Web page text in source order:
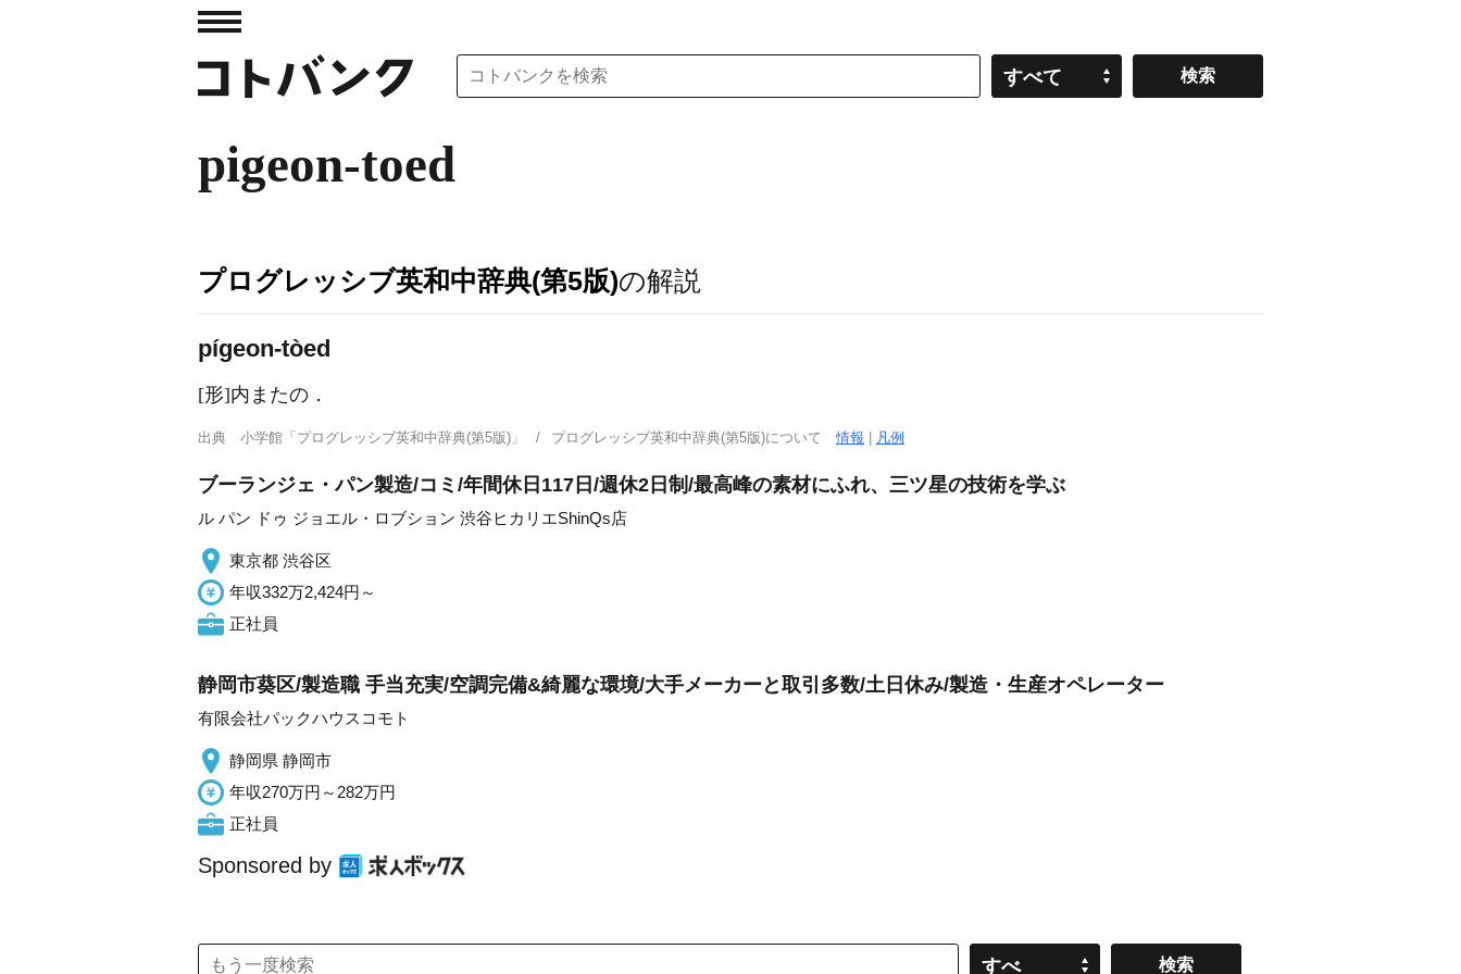
すべて
pigeon-toed
プログレッシブ英和中辞典(第5版)の解説
pígeon-tòed
[形]内またの ．
出典 小学館「プログレッシブ英和中辞典(第5版)」 プログレッシブ英和中辞典(第5版)について情報 凡例
ブーランジェ・パン製造/コミ/年間休日117日/週休2日制/最高峰の素材にふれ、三ツ星の技術を学ぶ
ル パン ドゥ ジョエル・ロブション 渋谷ヒカリエShinQs店
東京都 渋谷区
年収332万2,424円～
正社員
静岡市葵区/製造職 手当充実/空調完備&綺麗な環境/大手メーカーと取引多数/土日休み/製造・生産オペレーター
有限会社パックハウスコモト
静岡県 静岡市
年収270万円～282万円
正社員
Sponsored by
すべ